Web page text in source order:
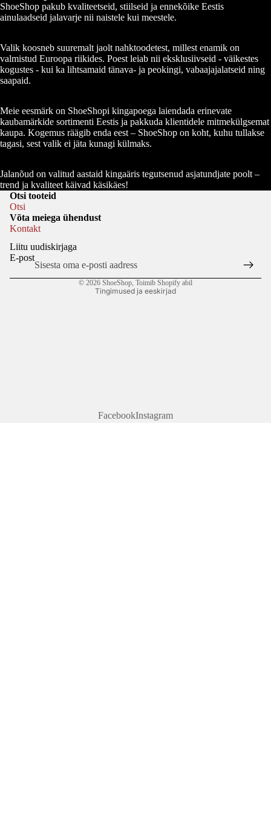
ShoeShop pakub kvaliteetseid, stiilseid ja ennekõike Eestis
ainulaadseid jalavarje nii naistele kui meestele.
Valik koosneb suuremalt jaolt nahktoodetest, millest enamik on
valmistud Euroopa riikides. Poest leiab nii eksklusiivseid - väikestes
kogustes - kui ka lihtsamaid tänava- ja peokingi, vabaajajalatseid ning
saapaid.
Meie eesmärk on ShoeShopi kingapoega laiendada erinevate
kaubamärkide sortimenti Eestis ja pakkuda klientidele mitmekülgsemat
kaupa. Kogemus räägib enda eest – ShoeShop on koht, kuhu tullakse
tagasi, sest valik ei jäta kunagi külmaks.
Jalanõud on valitud aastaid kingaäris tegutsenud asjatundjate poolt –
trend ja kvaliteet käivad käsikäes!
Otsi tooteid
Otsi
Võta meiega ühendust
Kontakt
Liitu uudiskirjaga
E-post
© 2026 ShoeShop, Toimib Shopify abil
Tingimused ja eeskirjad
Privaatsuspoliitika
Tagastuspoliitika
Tarne
Õiguslik teave
FacebookInstagram